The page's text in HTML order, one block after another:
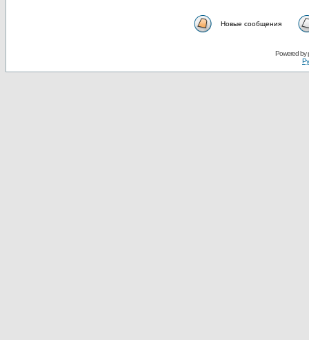
Новые сообщения
Powered by